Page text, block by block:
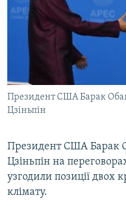
МУЛЬТИМЕДІА
ФОТО
СПЕЦПРОЄКТИ
ПОДКАСТИ
КРИМ РЕАЛІЇ
УКР
КТАТ
Президент США Барак
Цзіньпін
Президент США Барак
Цзіньпін на
узгодили позиції двох
клімату.